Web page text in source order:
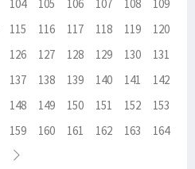
104 105 106 107 108
109
115 116 117 118 119
120
126 127 128 129 130
131
137 138 139 140 141
142
148 149 150 151 152
153
159 160 161 162 163
164